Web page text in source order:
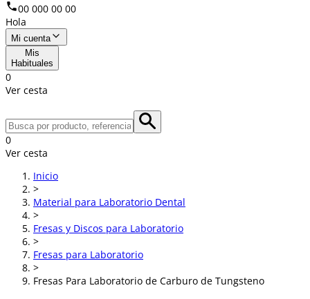
00 000 00 00
Hola
Mi cuenta
Mis
Habituales
0
Ver cesta
0
Ver cesta
Inicio
>
Material para Laboratorio Dental
>
Fresas y Discos para Laboratorio
>
Fresas para Laboratorio
>
Fresas Para Laboratorio de Carburo de Tungsteno